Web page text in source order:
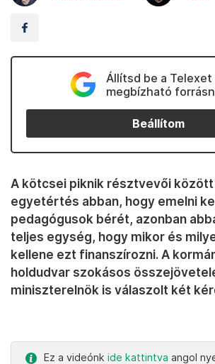
Állítsd be a Telexet
megbízható
Beállítom
A kötcsei piknik résztvevői között
egyetértés abban, hogy emelni
pedagógusok bérét, azonban
teljes egység, hogy mikor és
kellene ezt finanszírozni. A
holdudvar szokásos
miniszterelnök is válaszolt két
Ez a videónk ide kattintva angol